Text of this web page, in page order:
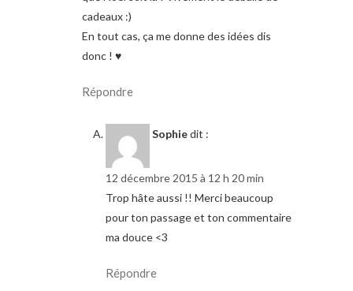
cadeaux :)
En tout cas, ça me donne des idées dis
donc ! ♥
Répondre
Sophiedit :
12 décembre 2015 à 12 h 20 min
Trop hâte aussi !! Merci beaucoup
pour ton passage et ton commentaire
ma douce <3
Répondre